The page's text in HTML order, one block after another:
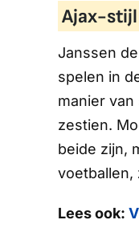
Ajax-stijl
Janssen
spelen in
manier
zestien.
beide zijn,
voetballen,
Lees ook: